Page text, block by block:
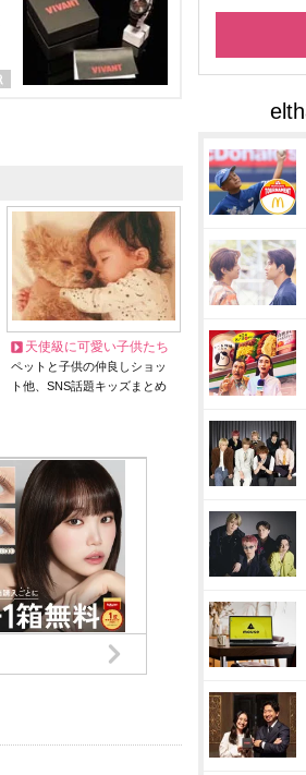
天使級に可愛い子供たち
ペットと子供の仲良しショッ
ト他、SNS話題キッズまとめ